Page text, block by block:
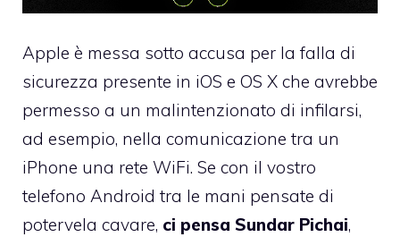
Apple è messa sotto accusa per la falla di
sicurezza presente in iOS e OS X che avrebbe
permesso a un malintenzionato di infilarsi,
ad esempio, nella comunicazione tra un
iPhone una rete WiFi. Se con il vostro
telefono Android tra le mani pensate di
potervela cavare, ci pensa Sundar Pichai,